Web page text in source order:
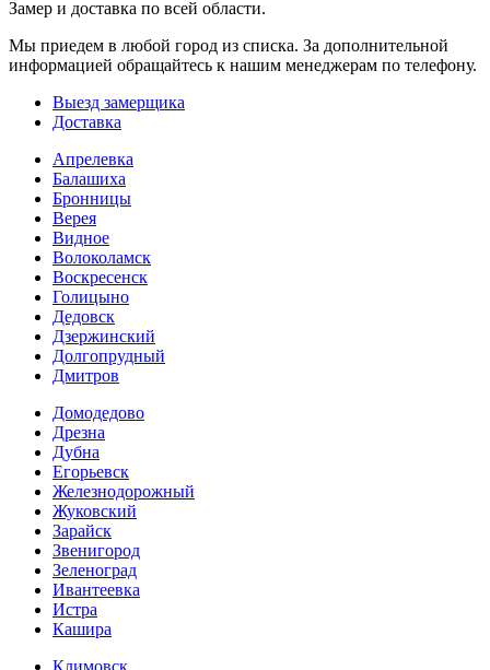
Замер и доставка по всей области.
Мы приедем в любой город из списка. За дополнительной
информацией обращайтесь к нашим менеджерам по телефону.
Выезд замерщика
Доставка
Апрелевка
Балашиха
Бронницы
Верея
Видное
Волоколамск
Воскресенск
Голицыно
Дедовск
Дзержинский
Долгопрудный
Дмитров
Домодедово
Дрезна
Дубна
Егорьевск
Железнодорожный
Жуковский
Зарайск
Звенигород
Зеленоград
Ивантеевка
Истра
Кашира
Климовск